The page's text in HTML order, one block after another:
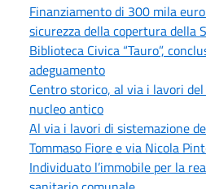
Finanziamento di 300 mila
sicurezza della copertura della
Biblioteca Civica “Tauro”,
adeguamento
Centro storico, al via i lavori
nucleo antico
Al via i lavori di sistemazione
Tommaso Fiore e via Nicola
Individuato l’immobile per la